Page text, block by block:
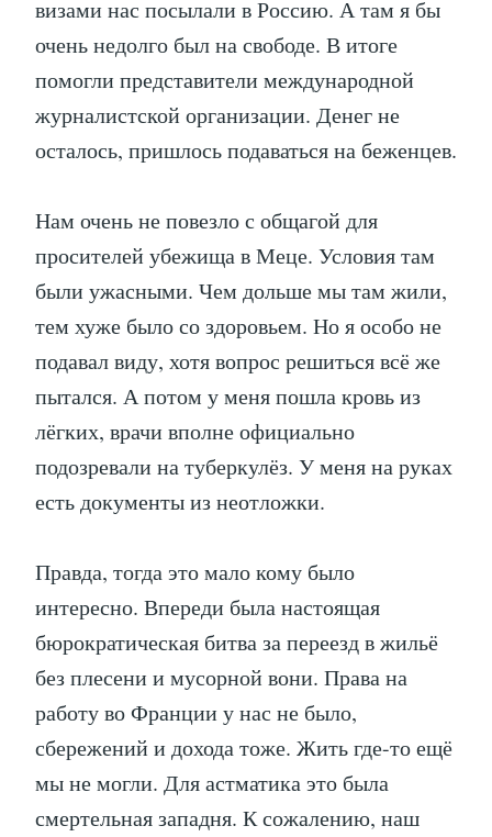
визами нас посылали в Россию. А там я бы
очень недолго был на свободе. В итоге
помогли представители международной
журналистской организации. Денег не
осталось, пришлось подаваться на беженцев.
Нам очень не повезло с общагой для
просителей убежища в Меце. Условия там
были ужасными. Чем дольше мы там жили,
тем хуже было со здоровьем. Но я особо не
подавал виду, хотя вопрос решиться всё же
пытался. А потом у меня пошла кровь из
лёгких, врачи вполне официально
подозревали на туберкулёз. У меня на руках
есть документы из неотложки.
Правда, тогда это мало кому было
интересно. Впереди была настоящая
бюрократическая битва за переезд в жильё
без плесени и мусорной вони. Права на
работу во Франции у нас не было,
сбережений и дохода тоже. Жить где-то ещё
мы не могли. Для астматика это была
смертельная западня. К сожалению, наш